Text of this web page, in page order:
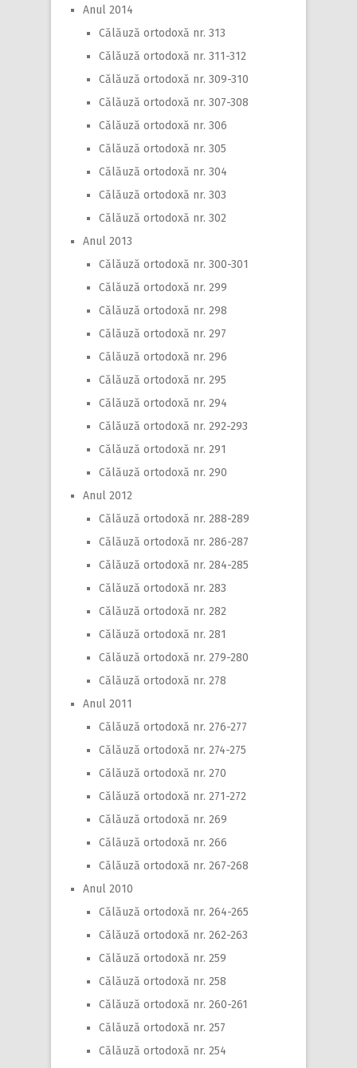
Anul 2014
Călăuză ortodoxă nr. 313
Călăuză ortodoxă nr. 311-312
Călăuză ortodoxă nr. 309-310
Călăuză ortodoxă nr. 307-308
Călăuză ortodoxă nr. 306
Călăuză ortodoxă nr. 305
Călăuză ortodoxă nr. 304
Călăuză ortodoxă nr. 303
Călăuză ortodoxă nr. 302
Anul 2013
Călăuză ortodoxă nr. 300-301
Călăuză ortodoxă nr. 299
Călăuză ortodoxă nr. 298
Călăuză ortodoxă nr. 297
Călăuză ortodoxă nr. 296
Călăuză ortodoxă nr. 295
Călăuză ortodoxă nr. 294
Călăuză ortodoxă nr. 292-293
Călăuză ortodoxă nr. 291
Călăuză ortodoxă nr. 290
Anul 2012
Călăuză ortodoxă nr. 288-289
Călăuză ortodoxă nr. 286-287
Călăuză ortodoxă nr. 284-285
Călăuză ortodoxă nr. 283
Călăuză ortodoxă nr. 282
Călăuză ortodoxă nr. 281
Călăuză ortodoxă nr. 279-280
Călăuză ortodoxă nr. 278
Anul 2011
Călăuză ortodoxă nr. 276-277
Călăuză ortodoxă nr. 274-275
Călăuză ortodoxă nr. 270
Călăuză ortodoxă nr. 271-272
Călăuză ortodoxă nr. 269
Călăuză ortodoxă nr. 266
Călăuză ortodoxă nr. 267-268
Anul 2010
Călăuză ortodoxă nr. 264-265
Călăuză ortodoxă nr. 262-263
Călăuză ortodoxă nr. 259
Călăuză ortodoxă nr. 258
Călăuză ortodoxă nr. 260-261
Călăuză ortodoxă nr. 257
Călăuză ortodoxă nr. 254